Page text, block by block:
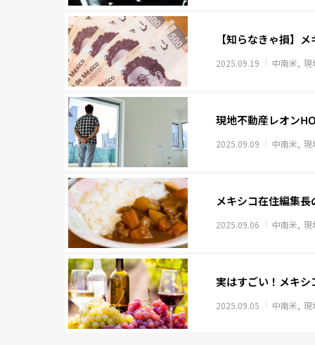
【知らなきゃ損】
2025.09.19 中南米 現
現地不動産レオン
2025.09.09 中南米 現
メキシコ在住編集
2025.09.06 中南米 現
実はすごい！メキ
2025.09.05 中南米 現